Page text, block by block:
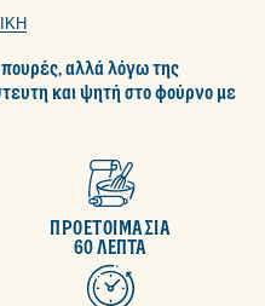
αλλά λόγω της
και ψητή στο φούρνο με
60 ΛΕΠΤΑ
ΠΡΟΕΤΟΙΜΑΣΙΑ